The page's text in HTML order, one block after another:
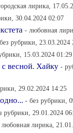
лирика,
30.04.2024 02:07
- любовная
рубрики, 23.03.2024
15.03.2024 01:29
весной. Хайку -
29.02.2024 14:25
- без рубрики,
рубрики, 29.01.2024
лирика,